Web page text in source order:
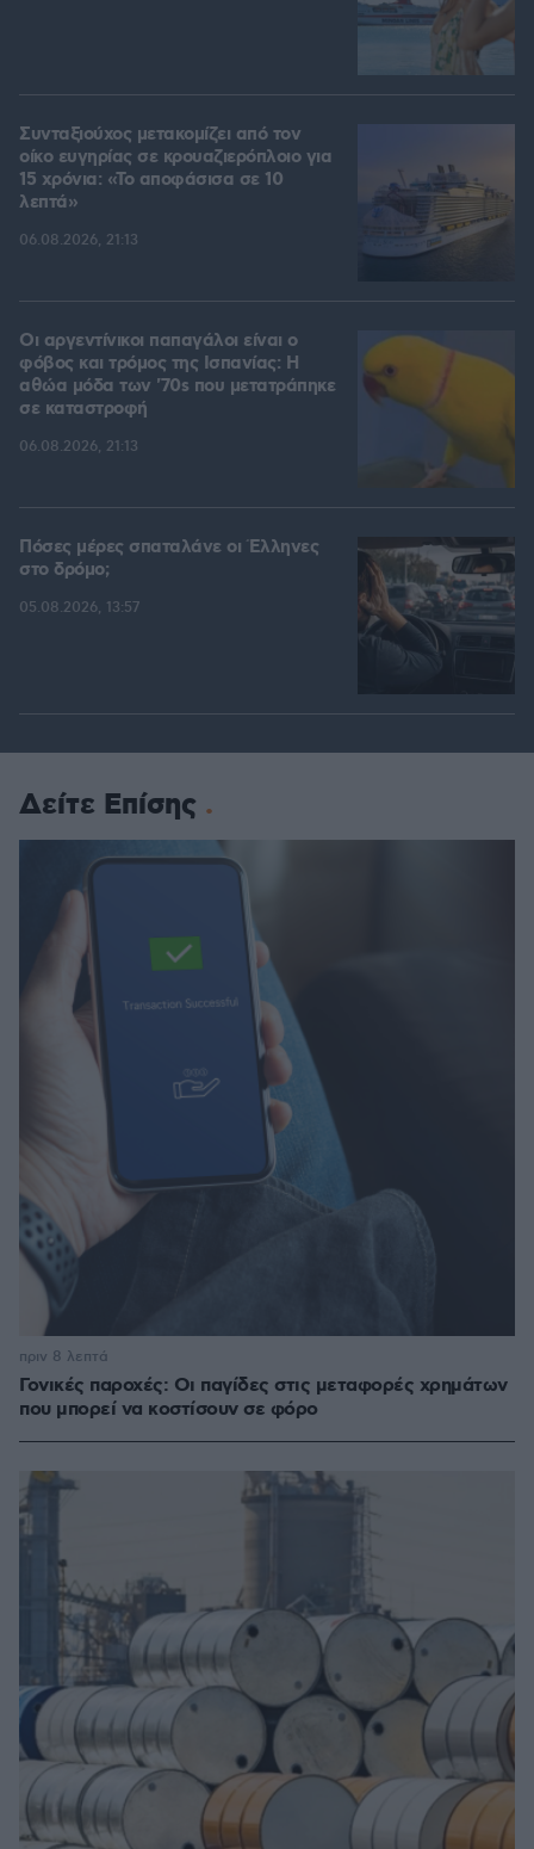
Συνταξιούχος μετακομίζει από τον
οίκο ευγηρίας σε κρουαζιερόπλοιο για
15 χρόνια: «Το αποφάσισα σε 10
λεπτά»
06.08.2026, 21:13
Οι αργεντίνικοι παπαγάλοι είναι ο
φόβος και τρόμος της Ισπανίας: Η
αθώα μόδα των '70s που μετατράπηκε
σε καταστροφή
06.08.2026, 21:13
Πόσες μέρες σπαταλάνε οι Έλληνες
στο δρόμο;
05.08.2026, 13:57
Δείτε Επίσης
Γονικές παροχές: Οι παγίδες στις μεταφορές χρημάτων
που μπορεί να κοστίσουν σε φόρο
πριν 8 λεπτά